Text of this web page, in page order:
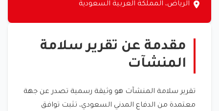
الرياض، المملكة العربية السعودية
مقدمة عن تقرير سلامة
المنشآت
تقرير سلامة المنشآت هو وثيقة رسمية تصدر عن جهة
معتمدة من الدفاع المدني السعودي، تثبت توافق